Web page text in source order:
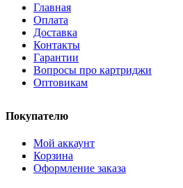
Главная
Оплата
Доставка
Контакты
Гарантии
Вопросы про картриджи
Оптовикам
Покупателю
Мой аккаунт
Корзина
Оформление заказа